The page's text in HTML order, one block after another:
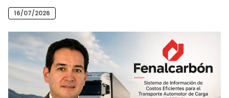
16/07/2026